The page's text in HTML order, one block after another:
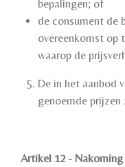
bepalingen; of
de consument de
overeenkomst op
waarop de
De in het aanbod
genoemde
Artikel 12 -